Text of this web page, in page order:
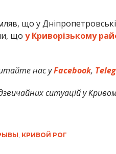
що у
що у Криворізькому
нас уFacebook,
ситуацій у
, КРИВОЙ РОГ